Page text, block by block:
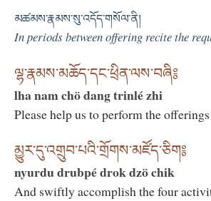
མཚམས་རྣམས་སུ་འདོད་གསོལ་ནི།
In periods between offering recite the
ལྷ་རྣམས་མཆོད་དང་ཕྲིན་ལས་བཞི༔
lha nam chö dang trinlé zhi
Please help us to perform the
མྱུར་དུ་འགྲུབ་པའི་གྲོགས་མཛོད་ཅིག༔
nyurdu drubpé drok dzö chik
And swiftly accomplish the four